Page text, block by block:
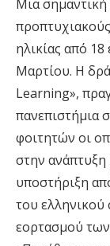
Μια
ηλικίας από
Μαρτίου. Η
Learning»,
πανεπιστήμια
φοιτητών οι
στην ανάπτυξη
υποστήριξη
του
εορτασμού